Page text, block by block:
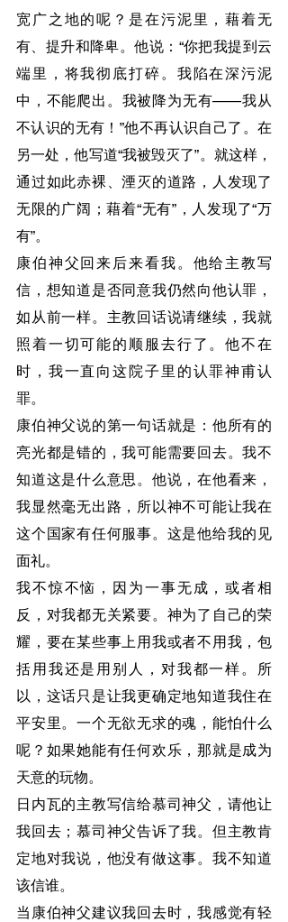
宽广之地的呢？是在污泥里，藉着无
有、提升和降卑。他说：“你把我提到云
端里，将我彻底打碎。我陷在深污泥
中，不能爬出。我被降为无有——我从
不认识的无有！”他不再认识自己了。在
另一处，他写道“我被毁灭了”。就这样，
通过如此赤裸、湮灭的道路，人发现了
无限的广阔；藉着“无有”，人发现了“万
有”。
康伯神父回来后来看我。他给主教写
信，想知道是否同意我仍然向他认罪，
如从前一样。主教回话说请继续，我就
照着一切可能的顺服去行了。他不在
时，我一直向这院子里的认罪神甫认
罪。
康伯神父说的第一句话就是：他所有的
亮光都是错的，我可能需要回去。我不
知道这是什么意思。他说，在他看来，
我显然毫无出路，所以神不可能让我在
这个国家有任何服事。这是他给我的见
面礼。
我不惊不恼，因为一事无成，或者相
反，对我都无关紧要。神为了自己的荣
耀，要在某些事上用我或者不用我，包
括用我还是用别人，对我都一样。所
以，这话只是让我更确定地知道我住在
平安里。一个无欲无求的魂，能怕什么
呢？如果她能有任何欢乐，那就是成为
天意的玩物。
日内瓦的主教写信给慕司神父，请他让
我回去；慕司神父告诉了我。但主教肯
定地对我说，他没有做这事。我不知道
该信谁。
当康伯神父建议我回去时，我感觉有轻